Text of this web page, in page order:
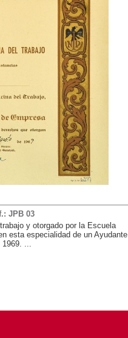
JPB 03
y otorgado por la Escuela
esta especialidad de un Ayudante
...